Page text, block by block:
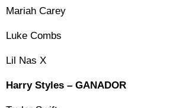
Mariah Carey
Luke Combs
Lil Nas X
Harry Styles – GANADOR